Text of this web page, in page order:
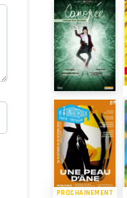
PROCHAINEMENT